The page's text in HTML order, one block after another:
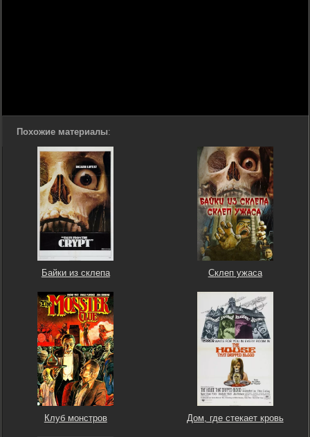
Похожие материалы:
Байки из склепа Склеп ужаса
Клуб монстров Дом, где стекает кровь